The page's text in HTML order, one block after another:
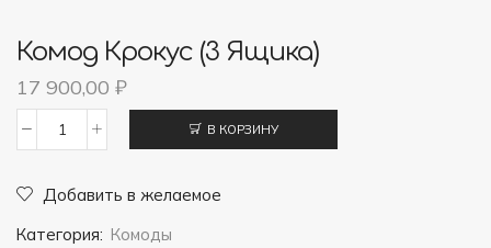
Комод Крокус (3 Ящика)
17 900,00 ₽
Комод
Крокус
В КОРЗИНУ
Добавить в желаемое
Категория: Комоды